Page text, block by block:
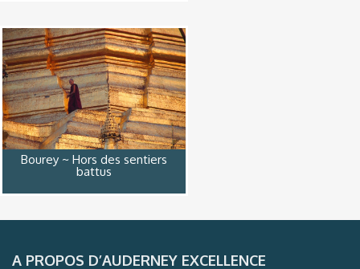
Bourey ~ Hors des sentiers
battus
A PROPOS D’AUDERNEY EXCELLENCE